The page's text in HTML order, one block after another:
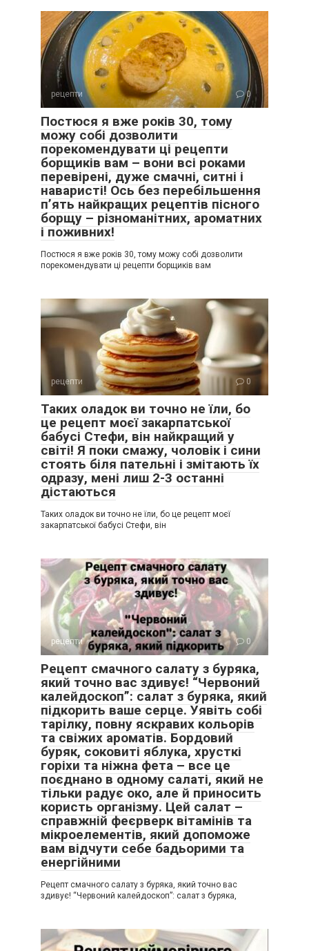
рецепти 0
Постюся я вже років 30, тому
можу собі дозволити
порекомендувати ці рецепти
борщиків вам – вони всі роками
перевірені, дуже смачні, ситні і
наваристі! Ось без перебільшення
п’ять найкращих рецептів пісного
борщу – різноманітних, ароматних
і поживних!
Постюся я вже років 30, тому можу собі дозволити
порекомендувати ці рецепти борщиків вам
рецепти 0
Таких оладок ви точно не їли, бо
це рецепт моєї закарпатської
бабусі Стефи, він найкращий у
світі! Я поки смажу, чоловік і сини
стоять біля пательні і змітають їх
одразу, мені лиш 2-3 останні
дістаються
Таких оладок ви точно не їли, бо це рецепт моєї
закарпатської бабусі Стефи, він
рецепти 0
Рецепт смачного салату з буряка,
який точно вас здивує! “Червоний
калейдоскоп”: салат з буряка, який
підкорить ваше серце. Уявіть собі
тарілку, повну яскравих кольорів
та свіжих ароматів. Бордовий
буряк, соковиті яблука, хрусткі
горіхи та ніжна фета – все це
поєднано в одному салаті, який не
тільки радує око, але й приносить
користь організму. Цей салат –
справжній феєрверк вітамінів та
мікроелементів, який допоможе
вам відчути себе бадьорими та
енергійними
Рецепт смачного салату з буряка, який точно вас
здивує! “Червоний калейдоскоп”: салат з буряка,